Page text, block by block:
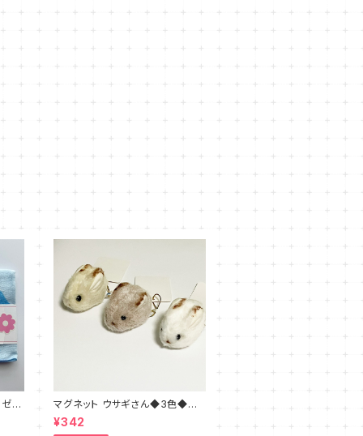
の
マグネット ウサギさん◆3色◆ブ
ラウン・ホワイト・ベージュ
¥342